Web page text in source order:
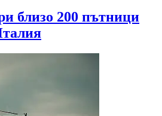
близо 200 пътници